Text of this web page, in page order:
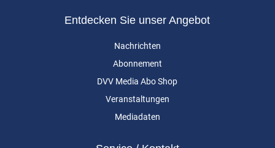
Entdecken Sie unser Angebot
Nachrichten
Abonnement
DVV Media Abo Shop
Veranstaltungen
Mediadaten